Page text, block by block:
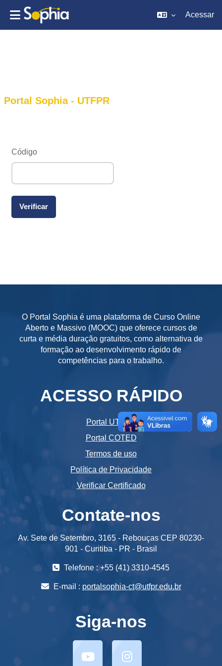
Acessar
Portal Sophia - UTFPR
Código
O Portal Sophia é uma plataforma de Curso Online
Aberto e Massivo (MOOC) que oferece cursos de
curta e média duração gratuitos, como alternativa de
formação ao desenvolvimento rápido de
competências para o trabalho.
ACESSO RÁPIDO
Portal UTFPR
Portal COTED
Termos de uso
Política de Privacidade
Verificar Certificado
Contate-nos
Av. Sete de Setembro, 3165 - Rebouças CEP 80230-
901 - Curitiba - PR - Brasil
Telefone : +55 (41) 3310-4545
E-mail : portalsophia-ct@utfpr.edu.br
Siga-nos